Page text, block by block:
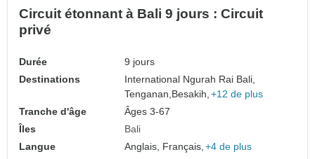
Circuit étonnant à Bali 9 jours : Circuit
privé
Durée
9 jours
Destinations
International Ngurah Rai Bali,
Tenganan, Besakih, +12 de plus
Tranche d'âge
Âges 3-67
Îles
Bali
Langue
Anglais, Français, +4 de plus